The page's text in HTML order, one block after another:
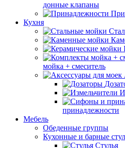
донные клапаны
Кухня
мойка + смеситель
принадлежности
Мебель
Обеденные группы
Кухонные и барные
Стулья